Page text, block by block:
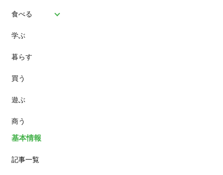
食べる
パン
スイーツ
ランチ
カフェ
学ぶ
暮らす
買う
遊ぶ
商う
基本情報
記事一覧